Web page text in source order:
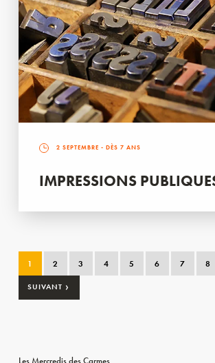
2 SEPTEMBRE - DÈS 7 ANS
IMPRESSIONS
1 2 3 4 5 6 7 8
SUIVANT ›
Les Mercredis des Carmes